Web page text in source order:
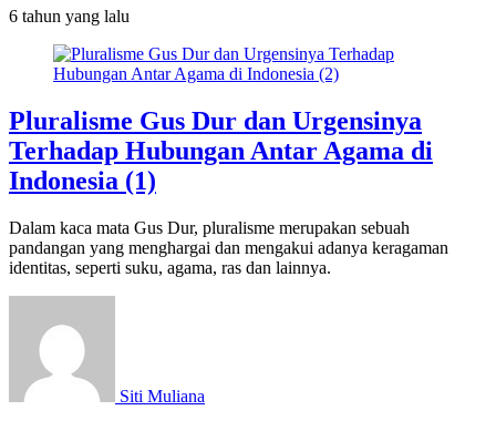
6 tahun yang lalu
Pluralisme Gus Dur dan Urgensinya
Terhadap Hubungan Antar Agama di
Indonesia (1)
Dalam kaca mata Gus Dur, pluralisme merupakan sebuah
pandangan yang menghargai dan mengakui adanya keragaman
identitas, seperti suku, agama, ras dan lainnya.
Siti Muliana